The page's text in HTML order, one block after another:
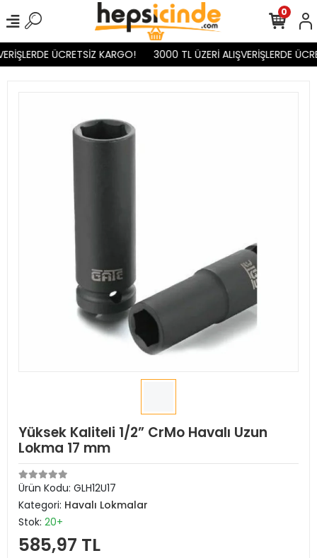
ÜCRETSİZ KARGO! 3000 TL ÜZERİ ALIŞVERİŞLERDE
0
Yüksek Kaliteli 1/2” CrMo Havalı Uzun
Lokma 17 mm
Ürün Kodu: GLH12U17
Kategori: Havalı Lokmalar
Stok: 20+
585,97 TL